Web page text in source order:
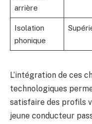
arrière
Isolation
phonique
L’intégration de ces
technologiques
satisfaire des profils
jeune conducteur